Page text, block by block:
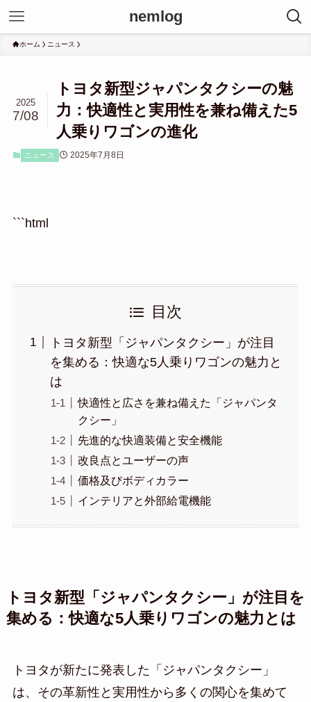
nemlog
ホーム ニュース
トヨタ新型ジャパンタクシーの魅
力：快適性と実用性を兼ね備えた5
人乗りワゴンの進化
2025
7/08
ニュース 2025年7月8日
```html
目次
トヨタ新型「ジャパンタクシー」が注目
を集める：快適な5人乗りワゴンの魅力と
は
快適性と広さを兼ね備えた「ジャパンタ
クシー」
先進的な快適装備と安全機能
改良点とユーザーの声
価格及びボディカラー
インテリアと外部給電機能
トヨタ新型「ジャパンタクシー」が注目を
集める：快適な5人乗りワゴンの魅力とは
トヨタが新たに発表した「ジャパンタクシー」
は、その革新性と実用性から多くの関心を集めて